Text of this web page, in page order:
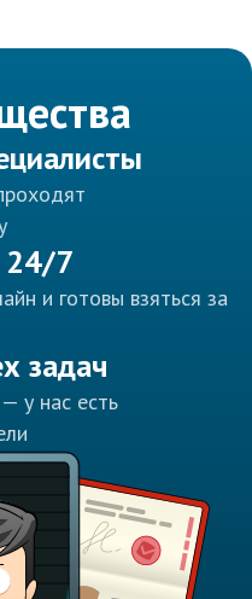
24/7
и готовы взяться за
задач
у нас есть